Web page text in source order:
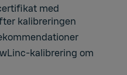
med
kalibreringen
kalibrering om